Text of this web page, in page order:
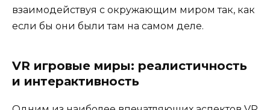
взаимодействуя с окружающим миром так, как
если бы они были там на самом деле.
VR игровые миры: реалистичность
и интерактивность